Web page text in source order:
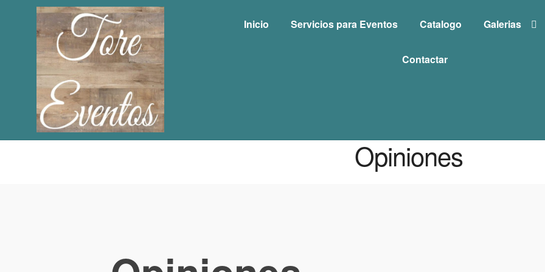
Inicio Servicios para Eventos Catalogo Galerias
Contactar
Opiniones